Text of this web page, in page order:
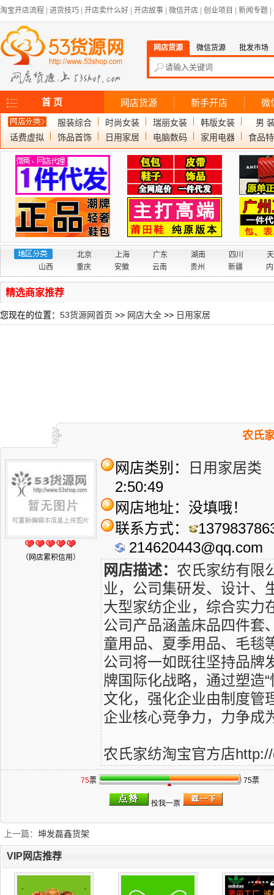
淘宝开店流程 进货技巧 开店卖什么好 开店故事 微信开店 创业项目 新闻专题
网店货源 微信货源 批发市场
首 页 网店货源 新手开店
微
服装综合
时尚女装 瑞丽女装 韩版女装
男
话费虚拟
饰品首饰 日用家居 电脑数码 家用电器 食品
北京 上海 广东 湖南 四川
山西
重庆 安徽 云南 贵州 新疆
精选商家推荐
您现在的位置： 53货源网首页 >> 网店大全 >> 日用家居
农氏
（网店累积信用）
网店类别： 日用家居类
2:50:49
网店地址：没填哦！
联系方式：
214620443@qq.com
网店描述： 农氏家纺有限
业，公司集研发、设计、
大型家纺企业，综合实力
公司产品涵盖床品四件套
童用品、夏季用品、毛毯
公司将一如既往坚持品牌
牌国际化战略，通过塑造
文化，强化企业由制度管
企业核心竞争力，力争成
农氏家纺淘宝官方店
75票 75票
上一篇： 坤发磊鑫货架
VIP网店推荐